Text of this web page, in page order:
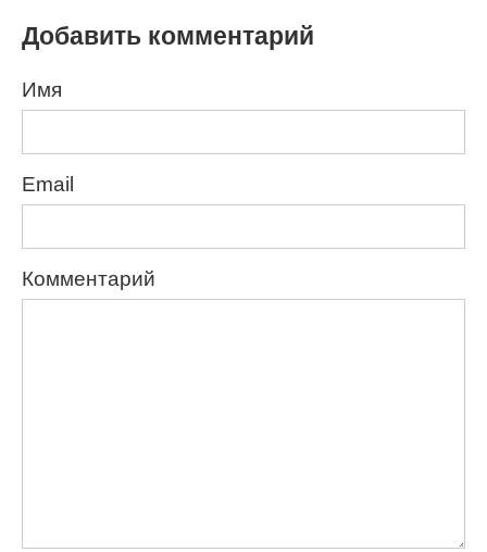
Добавить комментарий
Имя
Email
Комментарий